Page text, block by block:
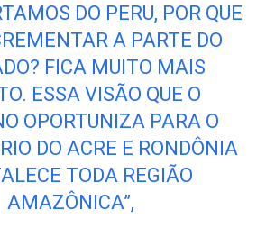
DO PERU, POR QUE
A PARTE DO
FICA MUITO MAIS
ESSA VISÃO QUE O
OPORTUNIZA PARA O
DO ACRE E RONDÔNIA
TODA REGIÃO
AMAZÔNICA”,